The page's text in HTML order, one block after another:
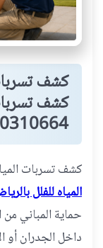
كشف
كشف
كشف تسربات
المياه للفلل
حماية المباني من
داخل الجدران أو